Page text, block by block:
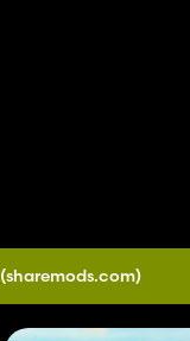
(sharemods.com)